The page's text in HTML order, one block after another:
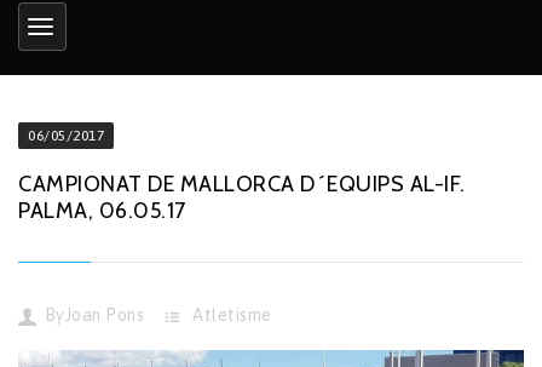
06/05/2017
CAMPIONAT DE MALLORCA D´EQUIPS AL-IF.
PALMA, 06.05.17
ByJoan Pons Atletisme